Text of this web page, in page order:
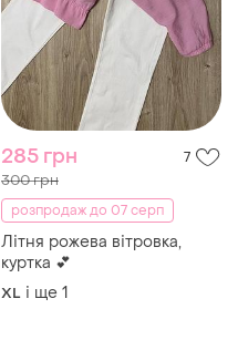
285 грн 7
300 грн
розпродаж до 07 серп
Літня рожева вітровка,
куртка 💕
XL і ще 1